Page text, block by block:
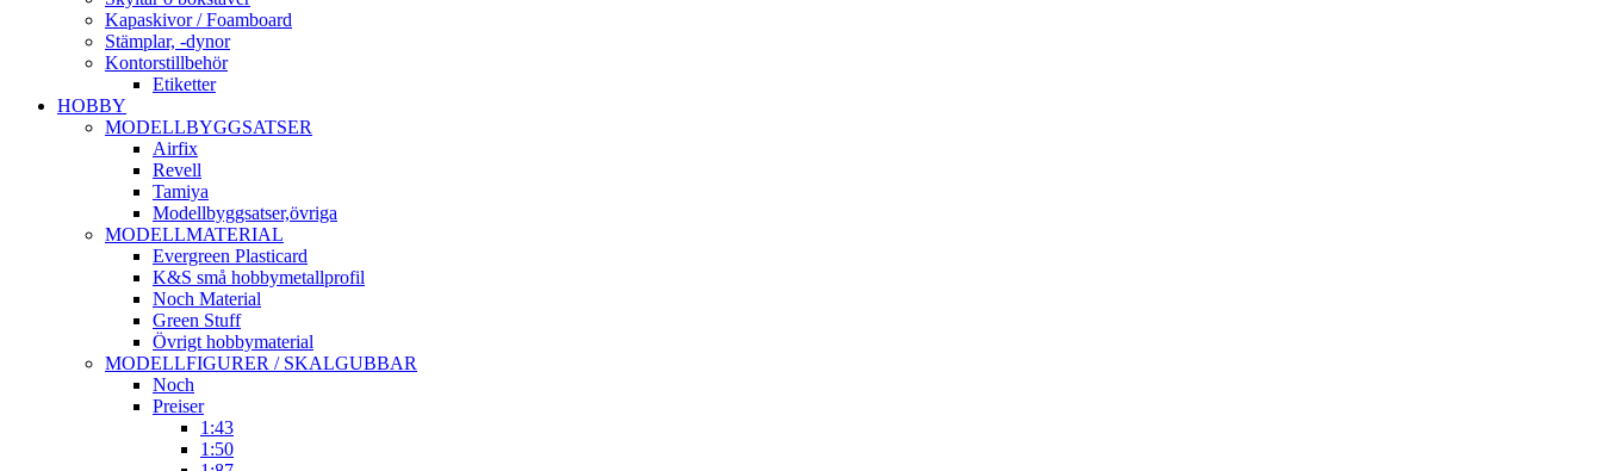
Kapaskivor / Foamboard
Stämplar, -dynor
Kontorstillbehör
Etiketter
HOBBY
MODELLBYGGSATSER
Airfix
Revell
Tamiya
Modellbyggsatser,övriga
MODELLMATERIAL
Evergreen Plasticard
K&S små hobbymetallprofil
Noch Material
Green Stuff
Övrigt hobbymaterial
MODELLFIGURER / SKALGUBBAR
Noch
Preiser
1:43
1:50